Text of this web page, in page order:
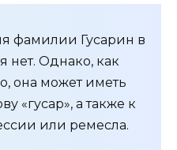
фамилии Гусарин в
нет. Однако, как
она может иметь
«гусар», а также к
или ремесла.